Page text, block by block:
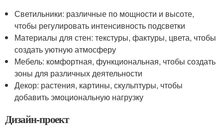
Светильники: различные по мощности и высоте,
чтобы регулировать интенсивность подсветки
Материалы для стен: текстуры, фактуры, цвета, чтобы
создать уютную атмосферу
Мебель: комфортная, функциональная, чтобы создать
зоны для различных деятельности
Декор: растения, картины, скульптуры, чтобы
добавить эмоциональную нагрузку
Дизайн-проект